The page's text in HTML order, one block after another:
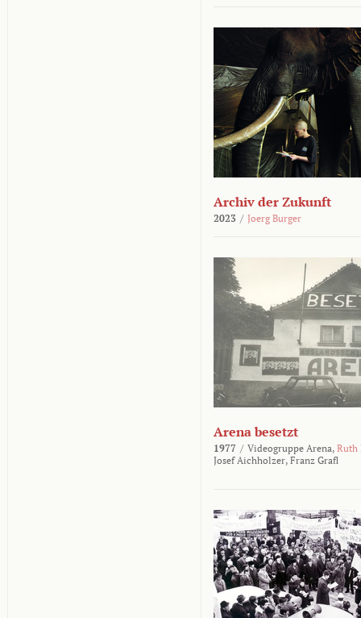
Archiv der Zukunft
2023 / Joerg Burger
Arena besetzt
1977 / Videogruppe Arena, Ruth
Josef Aichholzer, Franz Grafl